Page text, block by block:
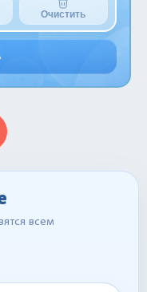
Очистить
всем